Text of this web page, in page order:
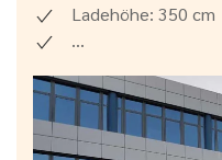
Ladehöhe: 350 cm
...